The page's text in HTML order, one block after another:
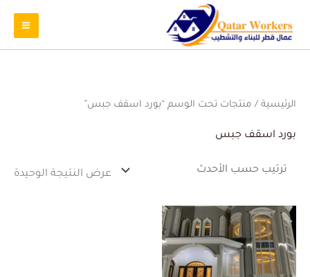
الرئيسية / منتجات تحت الوسم “بورد اسقف جبس”
بورد اسقف جبس
عرض النتيجة الوحيدة